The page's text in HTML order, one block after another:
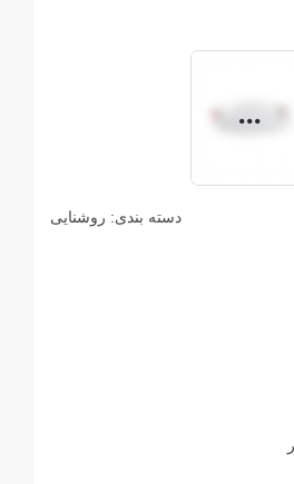
دسته بندی: روشنایی